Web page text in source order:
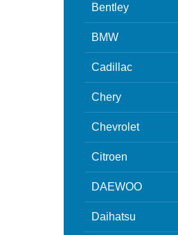
Bentley
BMW
Cadillac
Chery
Chevrolet
Citroen
DAEWOO
Daihatsu